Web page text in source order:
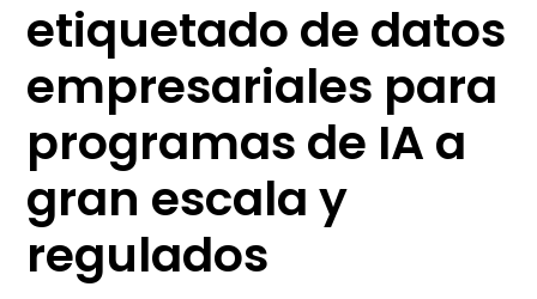
etiquetado de datos
empresariales para
programas de IA a
gran escala y
regulados